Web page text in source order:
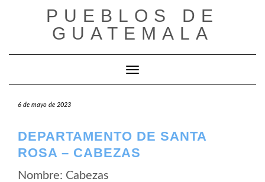
PUEBLOS DE
GUATEMALA
Cambiar modo de navegación
6 de mayo de 2023
DEPARTAMENTO DE SANTA
ROSA – CABEZAS
Nombre: Cabezas